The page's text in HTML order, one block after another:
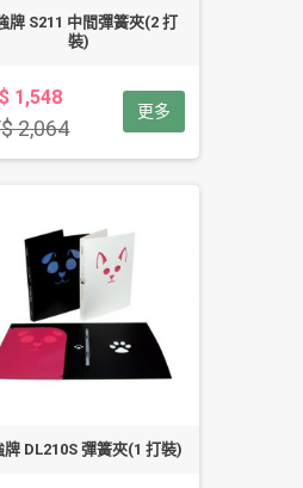
牌 S211 中間彈簧夾(2 打
裝)
1,548
2,064
更多
牌 DL210S 彈簧夾(1 打裝)